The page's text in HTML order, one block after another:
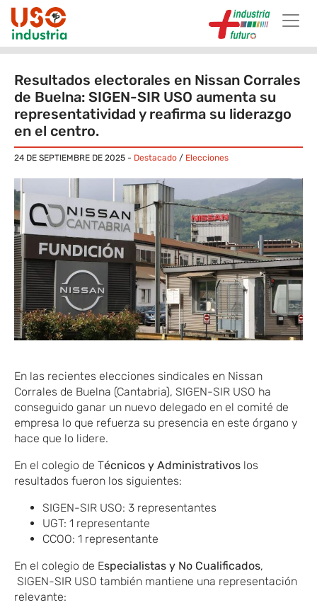
Skip to main content
Resultados electorales en Nissan Corrales
de Buelna: SIGEN-SIR USO ​aumenta su
representatividad y reafirma su liderazgo
en el centro.
24 DE SEPTIEMBRE DE 2025 - Destacado / Elecciones
En las recientes elecciones sindicales en Nissan
Corrales de Buelna (Cantabria), SIGEN-SIR USO ha
conseguido ​ganar un nuevo delegado en el comité de
empresa lo que refuerza su presencia en este órgano y
hace que lo lidere.
En ​el colegio de ​Técnicos ​ y Administrativos los
resultados fueron los siguientes:
SIGEN-SIR USO: 3 representantes
UGT: 1 representante
CCOO: 1 representante
En ​el colegio de ​Especialistas ​ y No Cualificados,
SIGEN-SIR USO también mantiene una representación
relevante: